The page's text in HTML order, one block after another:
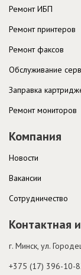
Ремонт ИБП
Ремонт принтеров
Ремонт факсов
Обслуживание
Заправка
Ремонт мониторов
Компания
Новости
Вакансии
Cотрудничество
Контактная
г. Минск, ул.
+375 (17) 396-10-